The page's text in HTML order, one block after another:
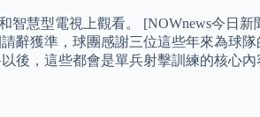
慧型電視上觀看。 [NOWnews今日
獲準，球團感謝三位這些年來為球
，這些都會是單兵射擊訓練的核心